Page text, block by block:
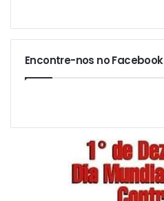
Encontre-nos no Facebook